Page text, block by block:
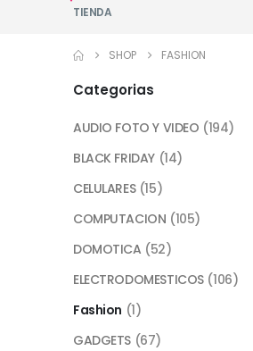
TIENDA
SHOP FASHION
Categorias
AUDIO FOTO Y VIDEO (194)
BLACK FRIDAY (14)
CELULARES (15)
COMPUTACION (105)
DOMOTICA (52)
ELECTRODOMESTICOS (106)
Fashion (1)
GADGETS (67)